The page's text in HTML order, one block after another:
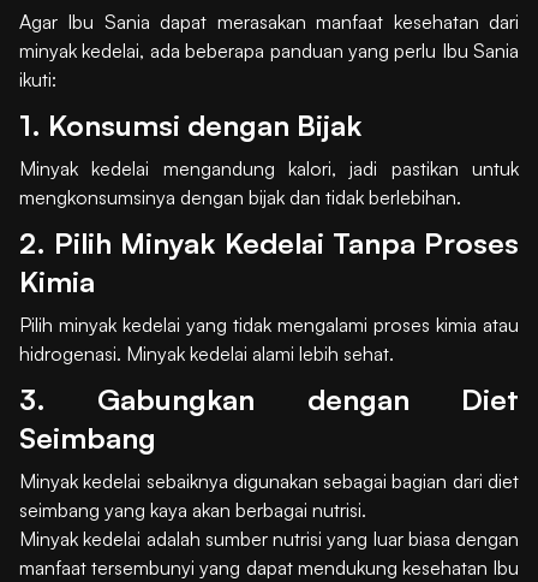
Agar Ibu Sania dapat merasakan manfaat kesehatan dari
minyak kedelai, ada beberapa panduan yang perlu Ibu Sania
ikuti:
1. Konsumsi dengan Bijak
Minyak kedelai mengandung kalori, jadi pastikan untuk
mengkonsumsinya dengan bijak dan tidak berlebihan.
2. Pilih Minyak Kedelai Tanpa Proses
Kimia
Pilih minyak kedelai yang tidak mengalami proses kimia atau
hidrogenasi. Minyak kedelai alami lebih sehat.
3. Gabungkan dengan Diet
Seimbang
Minyak kedelai sebaiknya digunakan sebagai bagian dari diet
seimbang yang kaya akan berbagai nutrisi.
Minyak kedelai adalah sumber nutrisi yang luar biasa dengan
manfaat tersembunyi yang dapat mendukung kesehatan Ibu